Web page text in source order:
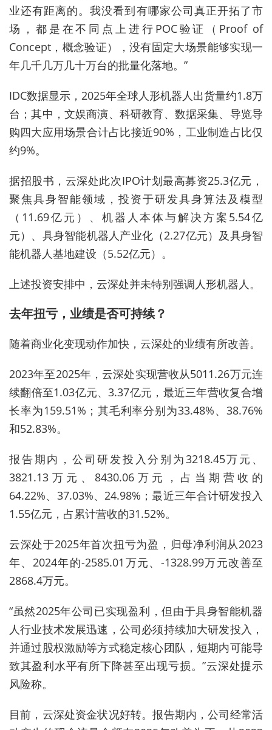
业还有距离的。我没看到有哪家公司真正开拓了市
场，都是在不同点上进行POC验证（Proof of
Concept，概念验证），没有固定大场景能够实现一
年几千几万几十万台的批量化落地。”
IDC数据显示，2025年全球人形机器人出货量约1.8万
台；其中，文娱商演、科研教育、数据采集、导览导
购四大应用场景合计占比接近90%，工业制造占比仅
约9%。
据招股书，云深处此次IPO计划最高募资25.3亿元，
聚焦具身智能领域，投资于研发具身算法及模型
（11.69亿元）、机器人本体与解决方案5.54亿
元）、具身智能机器人产业化（2.27亿元）及具身智
能机器人基地建设（5.52亿元）。
上述投资安排中，云深处并未特别强调人形机器人。
去年扭亏，业绩是否可持续？
随着商业化变现动作加快，云深处的业绩有所改善。
2023年至2025年，云深处实现营收从5011.26万元连
续翻倍至1.03亿元、3.37亿元，最近三年营收复合增
长率为159.51%；其毛利率分别为33.48%、38.76%
和52.83%。
报告期内，公司研发投入分别为3218.45万元、
3821.13万元、8430.06万元，占当期营收的
64.22%、37.03%、24.98%；最近三年合计研发投入
1.55亿元，占累计营收的31.52%。
云深处于2025年首次扭亏为盈，归母净利润从2023
年、2024年的-2585.01万元、-1328.99万元改善至
2868.4万元。
“虽然2025年公司已实现盈利，但由于具身智能机器
人行业技术发展迅速，公司必须持续加大研发投入，
并通过股权激励等方式稳定核心团队，短期内可能导
致其盈利水平有所下降甚至出现亏损。”云深处提示
风险称。
目前，云深处资金状况好转。报告期内，公司经常活